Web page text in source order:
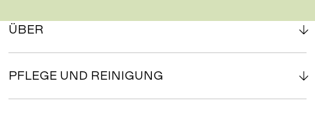
ÜBER
PFLEGE UND REINIGUNG